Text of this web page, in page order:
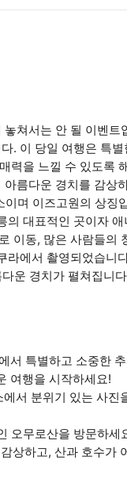
쳐서는 안 될 이벤
. 이 당일 여행은 특
력을 느낄 수 있도록
름다운 경치를 감상
며 이즈고원의 상징
대표적인 곳이자
이동, 많은 사람들의
에서 촬영되었습니
운 경치가 펼쳐집니
서 특별하고 소중한
여행을 시작하세요!
서 분위기 있는 사진
오무로산을 방문하세
상하고, 산과 호수가